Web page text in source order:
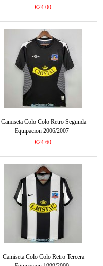
€24.00
Camiseta Colo Colo Retro Segunda
Equipacion 2006/2007
€24.60
Camiseta Colo Colo Retro Tercera